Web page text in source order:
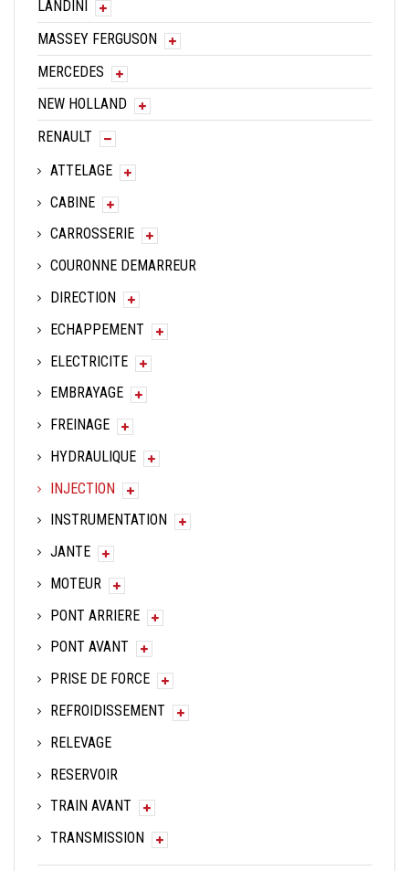
LANDINI
MASSEY FERGUSON
MERCEDES
NEW HOLLAND
RENAULT
ATTELAGE
CABINE
CARROSSERIE
COURONNE DEMARREUR
DIRECTION
ECHAPPEMENT
ELECTRICITE
EMBRAYAGE
FREINAGE
HYDRAULIQUE
INJECTION
INSTRUMENTATION
JANTE
MOTEUR
PONT ARRIERE
PONT AVANT
PRISE DE FORCE
REFROIDISSEMENT
RELEVAGE
RESERVOIR
TRAIN AVANT
TRANSMISSION